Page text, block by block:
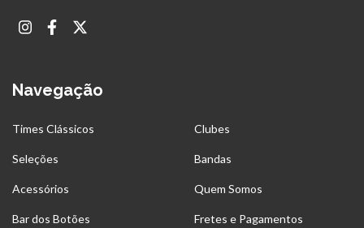
Navegação
Times Clássicos Clubes
Seleções Bandas
Acessórios Quem Somos
Bar dos Botões Fretes e Pagamentos